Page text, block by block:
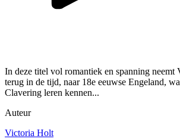
In deze titel vol romantiek en spanning neemt
terug in de tijd, naar 18e eeuwse Engeland,
Clavering leren kennen...
Auteur
Victoria Holt